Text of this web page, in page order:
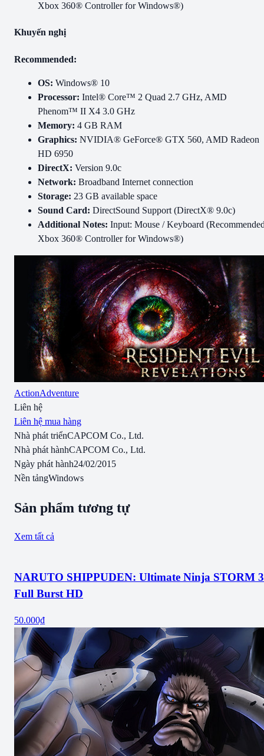
Xbox 360® Controller for Windows®)
Khuyến nghị
Recommended:
OS: Windows® 10
Processor: Intel® Core™ 2 Quad 2.7 GHz, AMD
Phenom™ II X4 3.0 GHz
Memory: 4 GB RAM
Graphics: NVIDIA® GeForce® GTX 560, AMD Radeon
HD 6950
DirectX: Version 9.0c
Network: Broadband Internet connection
Storage: 23 GB available space
Sound Card: DirectSound Support (DirectX® 9.0c)
Additional Notes: Input: Mouse / Keyboard
Xbox 360® Controller for Windows®)
ActionAdventure
Liên hệ
Liên hệ mua hàng
Nhà phát triểnCAPCOM Co., Ltd.
Nhà phát hànhCAPCOM Co., Ltd.
Ngày phát hành24/02/2015
Nền tảngWindows
Sản phẩm tương tự
Xem tất cả
NARUTO SHIPPUDEN: Ultimate Ninja STORM 3
Full Burst HD
50.000₫